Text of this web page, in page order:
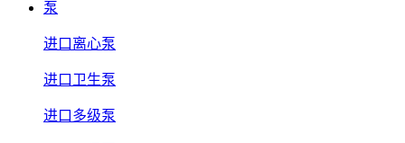
泵
进口离心泵
进口卫生泵
进口多级泵